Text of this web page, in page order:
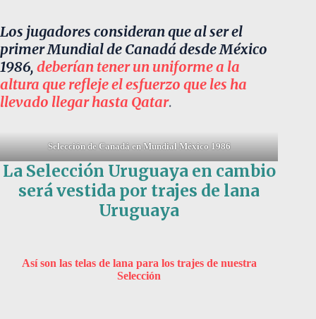
Los jugadores consideran que al ser el
primer Mundial de Canadá desde México
1986, deberían tener un uniforme a la
altura que refleje el esfuerzo que les ha
llevado llegar hasta Qatar.
Selección de Canadá en Mundial México 1986
La Selección Uruguaya en cambio
será vestida por trajes de lana
Uruguaya
Así son las telas de lana para los trajes de nuestra
Selección